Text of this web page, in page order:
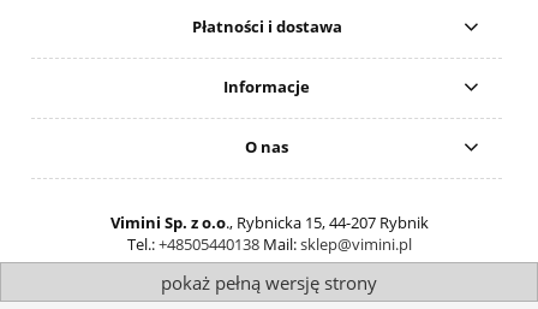
Płatności i dostawa
Informacje
O nas
Vimini Sp. z o.o., Rybnicka 15, 44-207 Rybnik
Tel.:+48505440138Mail:sklep@vimini.pl
pokaż pełną wersję strony